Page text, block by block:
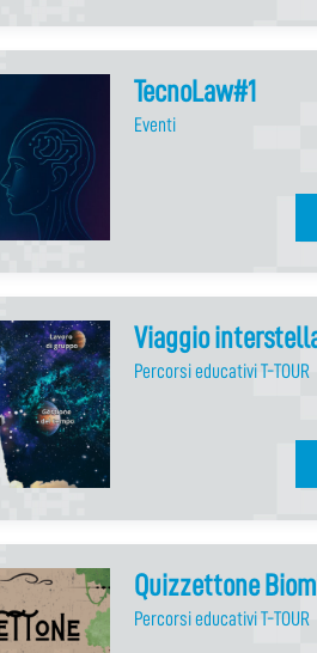
TecnoLaw#1
Eventi
Viaggio
Percorsi educativi T-TOUR
Quizzettone
Percorsi educativi T-TOUR